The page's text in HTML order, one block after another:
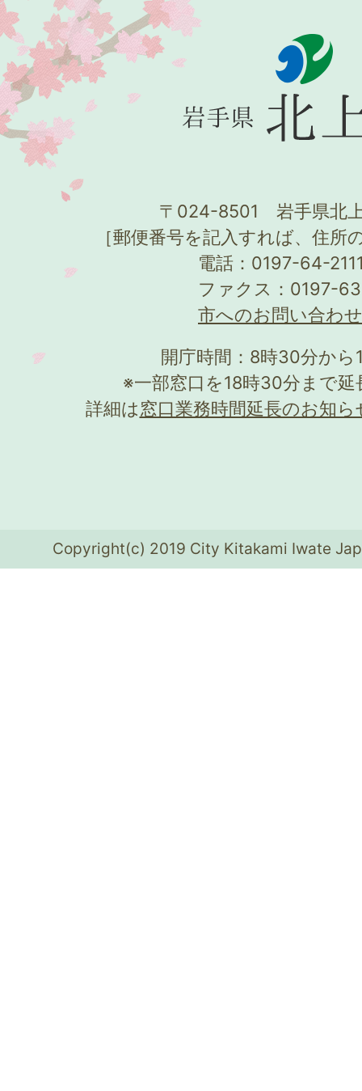
〒024-8501 岩手県北
［郵便番号を記入すれば、住所
電話：0197-64-
ファクス：0197-
市へのお問い合わ
開庁時間：8時30分か
※一部窓口を18時30分まで
詳細は窓口業務時間延長のお知ら
Copyright(c) 2019 City Kitakami Iwate